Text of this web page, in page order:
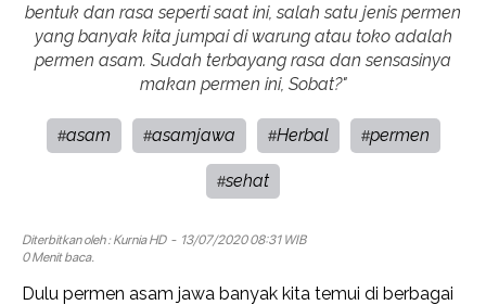
bentuk dan rasa seperti saat ini, salah satu jenis permen
yang banyak kita jumpai di warung atau toko adalah
permen asam. Sudah terbayang rasa dan sensasinya
makan permen ini, Sobat?"
#asam #asamjawa #Herbal #permen
#sehat
Diterbitkan oleh : Kurnia HD- 13/07/2020 08:31 WIB
0 Menit baca.
Dulu permen asam jawa banyak kita temui di berbagai